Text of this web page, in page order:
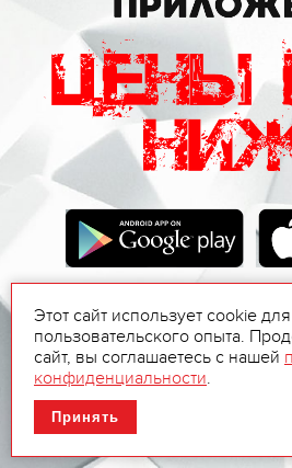
Этот сайт использует cookie
пользовательского опыта.
сайт, вы соглашаетесь с нашей
конфиденциальности.
Принять